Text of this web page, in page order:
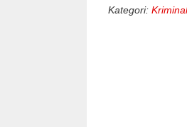
Kategori: Kriminal